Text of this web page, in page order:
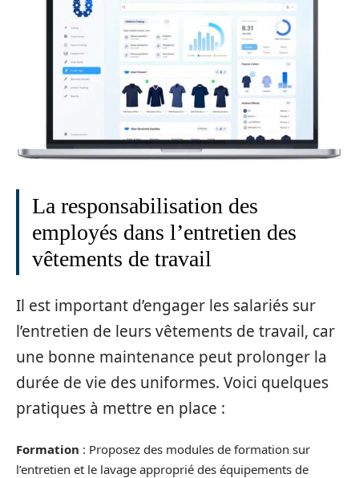
La responsabilisation des
employés dans l’entretien des
vêtements de travail
Il est important d’engager les salariés sur
l’entretien de leurs vêtements de travail, car
une bonne maintenance peut prolonger la
durée de vie des uniformes. Voici quelques
pratiques à mettre en place :
Formation : Proposez des modules de formation sur
l’entretien et le lavage approprié des équipements de